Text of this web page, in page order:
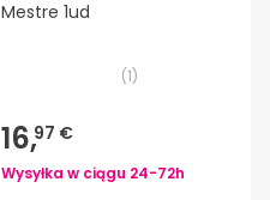
Mestre 1ud
(1)
16,97 €
Wysyłka w ciągu 24-72h